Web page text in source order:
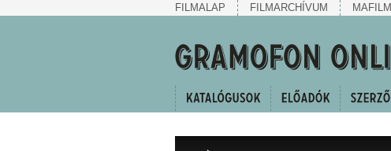
FILMALAP FILMARCHÍVUM MAFILM